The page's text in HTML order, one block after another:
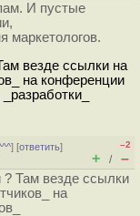
И пустые
маркетологов.
везде ссылки на
на конференции
] [ответить]
–2
+ / –
? Там везде ссылки
на